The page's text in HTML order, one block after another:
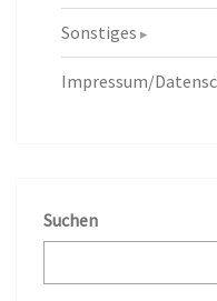
Sonstiges
Impressum/
Suchen